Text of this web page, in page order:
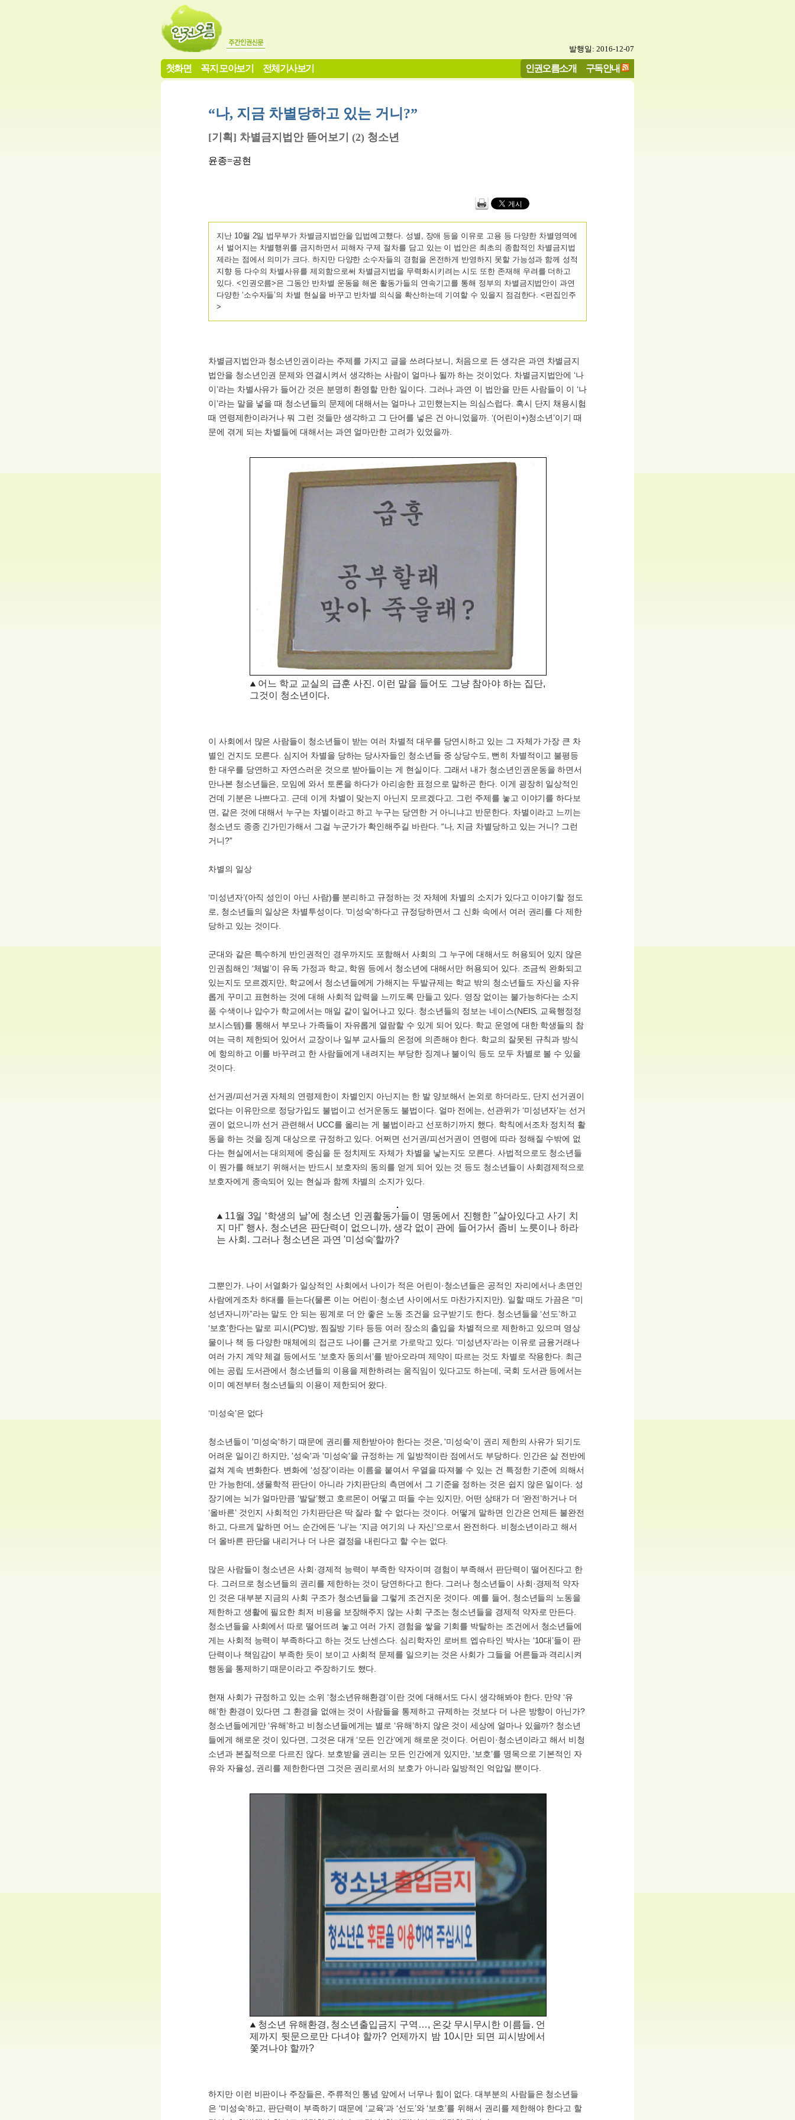
발행일: 2016-12-07
첫화면 꼭지 모아보기 전체기사보기 인권오름소개 구독안내
“나, 지금 차별당하고 있는 거니?”
[기획] 차별금지법안 뜯어보기 (2) 청소년
윤종=공현
지난 10월 2일 법무부가 차별금지법안을 입법예고했다. 성별, 장애 등을 이유로 고용 등 다양한 차별영역에
서 벌어지는 차별행위를 금지하면서 피해자 구제 절차를 담고 있는 이 법안은 최초의 종합적인 차별금지법
제라는 점에서 의미가 크다. 하지만 다양한 소수자들의 경험을 온전하게 반영하지 못할 가능성과 함께 성적
지향 등 다수의 차별사유를 제외함으로써 차별금지법을 무력화시키려는 시도 또한 존재해 우려를 더하고
있다. <인권오름>은 그동안 반차별 운동을 해온 활동가들의 연속기고를 통해 정부의 차별금지법안이 과연
다양한 ‘소수자들’의 차별 현실을 바꾸고 반차별 의식을 확산하는데 기여할 수 있을지 점검한다. <편집인주
>
차별금지법안과 청소년인권이라는 주제를 가지고 글을 쓰려다보니, 처음으로 든 생각은 과연 차별금지
법안을 청소년인권 문제와 연결시켜서 생각하는 사람이 얼마나 될까 하는 것이었다. 차별금지법안에 ‘나
이’라는 차별사유가 들어간 것은 분명히 환영할 만한 일이다. 그러나 과연 이 법안을 만든 사람들이 이 ‘나
이’라는 말을 넣을 때 청소년들의 문제에 대해서는 얼마나 고민했는지는 의심스럽다. 혹시 단지 채용시험
때 연령제한이라거나 뭐 그런 것들만 생각하고 그 단어를 넣은 건 아니었을까. ‘(어린이+)청소년’이기 때
문에 겪게 되는 차별들에 대해서는 과연 얼마만한 고려가 있었을까.
어느 학교 교실의 급훈 사진. 이런 말을 들어도 그냥 참아야 하는 집단,
그것이 청소년이다.
이 사회에서 많은 사람들이 청소년들이 받는 여러 차별적 대우를 당연시하고 있는 그 자체가 가장 큰 차
별인 건지도 모른다. 심지어 차별을 당하는 당사자들인 청소년들 중 상당수도, 뻔히 차별적이고 불평등
한 대우를 당연하고 자연스러운 것으로 받아들이는 게 현실이다. 그래서 내가 청소년인권운동을 하면서
만나본 청소년들은, 모임에 와서 토론을 하다가 아리송한 표정으로 말하곤 한다. 이게 굉장히 일상적인
건데 기분은 나쁘다고. 근데 이게 차별이 맞는지 아닌지 모르겠다고. 그런 주제를 놓고 이야기를 하다보
면, 같은 것에 대해서 누구는 차별이라고 하고 누구는 당연한 거 아니냐고 반문한다. 차별이라고 느끼는
청소년도 종종 긴가민가해서 그걸 누군가가 확인해주길 바란다. “나, 지금 차별당하고 있는 거니? 그런
거니?”
차별의 일상
‘미성년자’(아직 성인이 아닌 사람)를 분리하고 규정하는 것 자체에 차별의 소지가 있다고 이야기할 정도
로, 청소년들의 일상은 차별투성이다. '미성숙'하다고 규정당하면서 그 신화 속에서 여러 권리를 다 제한
당하고 있는 것이다.
군대와 같은 특수하게 반인권적인 경우까지도 포함해서 사회의 그 누구에 대해서도 허용되어 있지 않은
인권침해인 ‘체벌’이 유독 가정과 학교, 학원 등에서 청소년에 대해서만 허용되어 있다. 조금씩 완화되고
있는지도 모르겠지만, 학교에서 청소년들에게 가해지는 두발규제는 학교 밖의 청소년들도 자신을 자유
롭게 꾸미고 표현하는 것에 대해 사회적 압력을 느끼도록 만들고 있다. 영장 없이는 불가능하다는 소지
품 수색이나 압수가 학교에서는 매일 같이 일어나고 있다. 청소년들의 정보는 네이스(NEIS, 교육행정정
보시스템)를 통해서 부모나 가족들이 자유롭게 열람할 수 있게 되어 있다. 학교 운영에 대한 학생들의 참
여는 극히 제한되어 있어서 교장이나 일부 교사들의 온정에 의존해야 한다. 학교의 잘못된 규칙과 방식
에 항의하고 이를 바꾸려고 한 사람들에게 내려지는 부당한 징계나 불이익 등도 모두 차별로 볼 수 있을
것이다.
선거권/피선거권 자체의 연령제한이 차별인지 아닌지는 한 발 양보해서 논외로 하더라도, 단지 선거권이
없다는 이유만으로 정당가입도 불법이고 선거운동도 불법이다. 얼마 전에는, 선관위가 ‘미성년자’는 선거
권이 없으니까 선거 관련해서 UCC를 올리는 게 불법이라고 선포하기까지 했다. 학칙에서조차 정치적 활
동을 하는 것을 징계 대상으로 규정하고 있다. 어쩌면 선거권/피선거권이 연령에 따라 정해질 수밖에 없
다는 현실에서는 대의제에 중심을 둔 정치제도 자체가 차별을 낳는지도 모른다. 사법적으로도 청소년들
이 뭔가를 해보기 위해서는 반드시 보호자의 동의를 얻게 되어 있는 것 등도 청소년들이 사회경제적으로
보호자에게 종속되어 있는 현실과 함께 차별의 소지가 있다.
11월 3일 ‘학생의 날’에 청소년 인권활동가들이 명동에서 진행한 "살아있다고 사기 치
지 마!" 행사. 청소년은 판단력이 없으니까, 생각 없이 관에 들어가서 좀비 노릇이나 하라
는 사회. 그러나 청소년은 과연 '미성숙'할까?
그뿐인가. 나이 서열화가 일상적인 사회에서 나이가 적은 어린이·청소년들은 공적인 자리에서나 초면인
사람에게조차 하대를 듣는다(물론 이는 어린이·청소년 사이에서도 마찬가지지만). 일할 때도 가끔은 “미
성년자니까”라는 말도 안 되는 핑계로 더 안 좋은 노동 조건을 요구받기도 한다. 청소년들을 ‘선도’하고
‘보호’한다는 말로 피시(PC)방, 찜질방 기타 등등 여러 장소의 출입을 차별적으로 제한하고 있으며 영상
물이나 책 등 다양한 매체에의 접근도 나이를 근거로 가로막고 있다. ‘미성년자’라는 이유로 금융거래나
여러 가지 계약 체결 등에서도 ‘보호자 동의서’를 받아오라며 제약이 따르는 것도 차별로 작용한다. 최근
에는 공립 도서관에서 청소년들의 이용을 제한하려는 움직임이 있다고도 하는데, 국회 도서관 등에서는
이미 예전부터 청소년들의 이용이 제한되어 왔다.
‘미성숙’은 없다
청소년들이 '미성숙'하기 때문에 권리를 제한받아야 한다는 것은, '미성숙'이 권리 제한의 사유가 되기도
어려운 일이긴 하지만, '성숙'과 '미성숙'을 규정하는 게 일방적이란 점에서도 부당하다. 인간은 삶 전반에
걸쳐 계속 변화한다. 변화에 ‘성장’이라는 이름을 붙여서 우열을 따져볼 수 있는 건 특정한 기준에 의해서
만 가능한데, 생물학적 판단이 아니라 가치판단의 측면에서 그 기준을 정하는 것은 쉽지 않은 일이다. 성
장기에는 뇌가 얼마만큼 ‘발달’했고 호르몬이 어떻고 떠들 수는 있지만, 어떤 상태가 더 ‘완전’하거나 더
‘올바른’ 것인지 사회적인 가치판단은 딱 잘라 할 수 없다는 것이다. 어떻게 말하면 인간은 언제든 불완전
하고, 다르게 말하면 어느 순간에든 ‘나’는 ‘지금 여기의 나 자신’으로서 완전하다. 비청소년이라고 해서
더 올바른 판단을 내리거나 더 나은 결정을 내린다고 할 수는 없다.
많은 사람들이 청소년은 사회·경제적 능력이 부족한 약자이며 경험이 부족해서 판단력이 떨어진다고 한
다. 그러므로 청소년들의 권리를 제한하는 것이 당연하다고 한다. 그러나 청소년들이 사회·경제적 약자
인 것은 대부분 지금의 사회 구조가 청소년들을 그렇게 조건지운 것이다. 예를 들어, 청소년들의 노동을
제한하고 생활에 필요한 최저 비용을 보장해주지 않는 사회 구조는 청소년들을 경제적 약자로 만든다.
청소년들을 사회에서 따로 떨어뜨려 놓고 여러 가지 경험을 쌓을 기회를 박탈하는 조건에서 청소년들에
게는 사회적 능력이 부족하다고 하는 것도 난센스다. 심리학자인 로버트 엡슈타인 박사는 ‘10대’들이 판
단력이나 책임감이 부족한 듯이 보이고 사회적 문제를 일으키는 것은 사회가 그들을 어른들과 격리시켜
행동을 통제하기 때문이라고 주장하기도 했다.
현재 사회가 규정하고 있는 소위 ‘청소년유해환경’이란 것에 대해서도 다시 생각해봐야 한다. 만약 ‘유
해’한 환경이 있다면 그 환경을 없애는 것이 사람들을 통제하고 규제하는 것보다 더 나은 방향이 아닌가?
청소년들에게만 ‘유해’하고 비청소년들에게는 별로 ‘유해’하지 않은 것이 세상에 얼마나 있을까? 청소년
들에게 해로운 것이 있다면, 그것은 대개 ‘모든 인간’에게 해로운 것이다. 어린이·청소년이라고 해서 비청
소년과 본질적으로 다르진 않다. 보호받을 권리는 모든 인간에게 있지만, ‘보호’를 명목으로 기본적인 자
유와 자율성, 권리를 제한한다면 그것은 권리로서의 보호가 아니라 일방적인 억압일 뿐이다.
청소년 유해환경, 청소년출입금지 구역…, 온갖 무시무시한 이름들. 언
제까지 뒷문으로만 다녀야 할까? 언제까지 밤 10시만 되면 피시방에서
쫓겨나야 할까?
하지만 이런 비판이나 주장들은, 주류적인 통념 앞에서 너무나 힘이 없다. 대부분의 사람들은 청소년들
은 ‘미성숙’하고, 판단력이 부족하기 때문에 ‘교육’과 ‘선도’와 ‘보호’를 위해서 권리를 제한해야 한다고 할